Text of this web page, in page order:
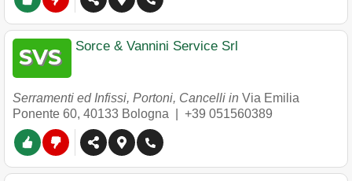
Sorce & Vannini Service Srl
Serramenti ed Infissi, Portoni, Cancelli in Via Emilia
Ponente 60, 40133 Bologna +39 051560389